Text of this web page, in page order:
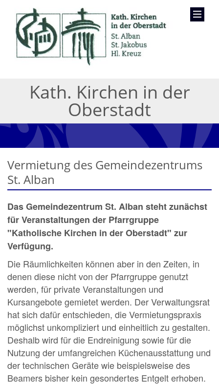
Kath. Kirchen in der
Oberstadt
Vermietung des Gemeindezentrums
St. Alban
Das Gemeindezentrum St. Alban steht zunächst
für Veranstaltungen der Pfarrgruppe
"Katholische Kirchen in der Oberstadt" zur
Verfügung.
Die Räumlichkeiten können aber in den Zeiten, in
denen diese nicht von der Pfarrgruppe genutzt
werden, für private Veranstaltungen und
Kursangebote gemietet werden. Der Verwaltungsrat
hat sich dafür entschieden, die Vermietungspraxis
möglichst unkompliziert und einheitlich zu gestalten.
Deshalb wird für die Endreinigung sowie für die
Nutzung der umfangreichen Küchenausstattung und
der technischen Geräte wie beispielsweise des
Beamers bisher kein gesondertes Entgelt erhoben.